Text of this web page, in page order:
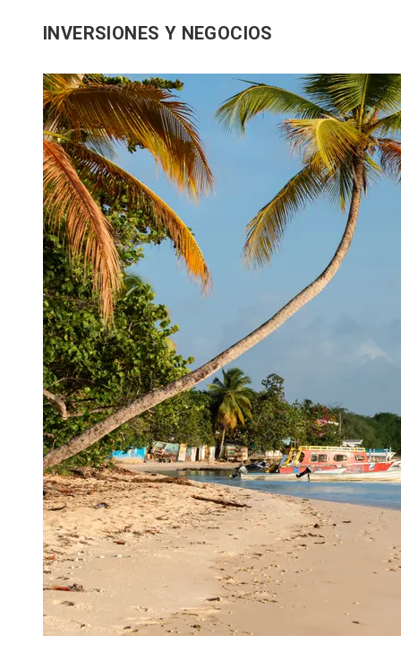
INVERSIONES Y NEGOCIOS